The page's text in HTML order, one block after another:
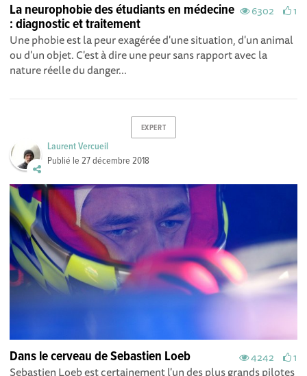
6302 1
La neurophobie des étudiants en médecine
: diagnostic et traitement
Une phobie est la peur exagérée d'une situation, d'un animal
ou d'un objet. C'est à dire une peur sans rapport avec la
nature réelle du danger...
EXPERT
Laurent Vercueil
Publié le27 décembre 2018
4242 1
Dans le cerveau de Sebastien Loeb
Sebastien Loeb est certainement l'un des plus grands pilotes